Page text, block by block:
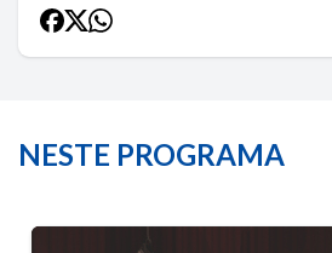
NESTE PROGRAMA